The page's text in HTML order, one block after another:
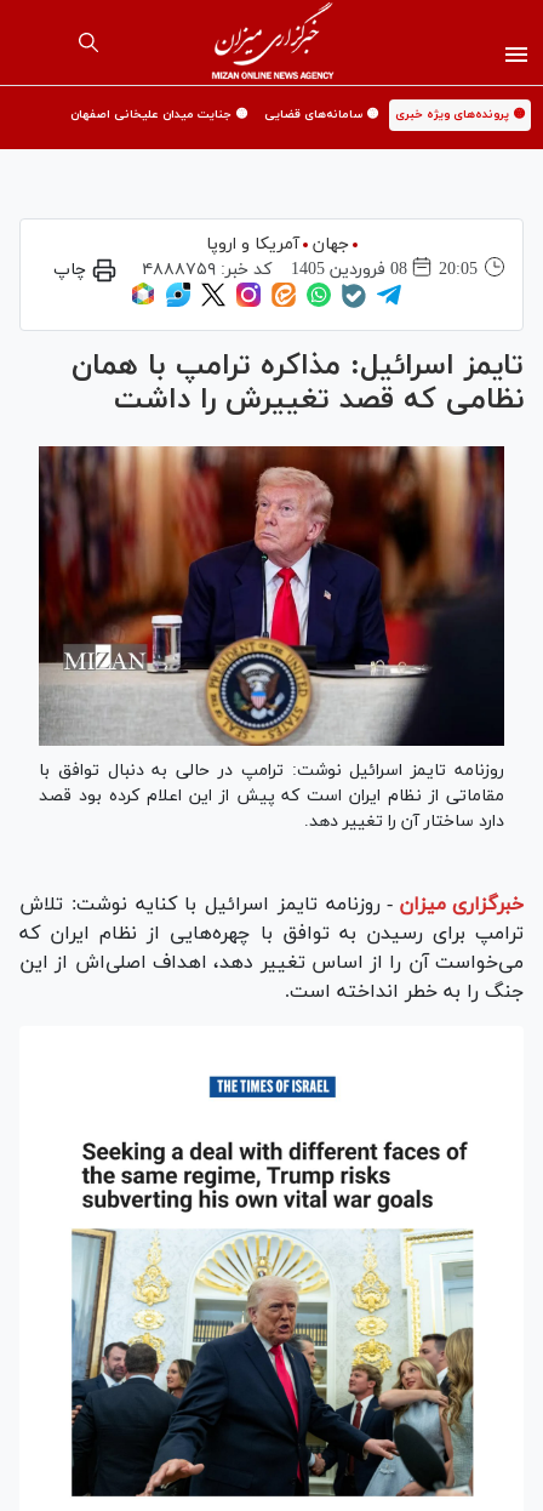
🟡 پرونده‌های ویژه خبری 🟡 سامانه‌های قضایی 🟡 جنایت میدان علیخانی اصفهان
جهان
آمریکا و اروپا
20:05
08 فروردين 1405 کد خبر: ۴۸۸۸۷۵۹ چاپ
تایمز اسرائیل: مذاکره ترامپ با همان
نظامی که قصد تغییرش را داشت
روزنامه تایمز اسرائیل نوشت: ترامپ در حالی به دنبال توافق با
مقاماتی از نظام ایران است که پیش از این اعلام کرده بود قصد
دارد ساختار آن را تغییر دهد.
خبرگزاری میزان - روزنامه تایمز اسرائیل با کنایه نوشت: تلاش
ترامپ برای رسیدن به توافق با چهره‌هایی از نظام ایران که
می‌خواست آن را از اساس تغییر دهد، اهداف اصلی‌اش از این
جنگ را به خطر انداخته است.